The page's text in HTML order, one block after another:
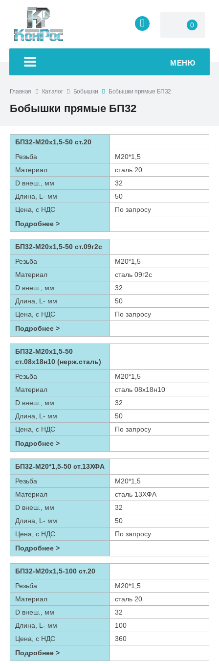
0
МЕНЮ
Главная Каталог Бобышки Бобышки прямые БП32
Бобышки прямые БП32
БП32-М20х1,5-50 ст.20
Резьба
М20*1,5
Материал
сталь 20
D внеш., мм
32
Длина, L- мм
50
Цена, с НДС
По запросу
Подробнее >
БП32-М20х1,5-50 ст.09г2с
Резьба
М20*1,5
Материал
сталь 09г2с
D внеш., мм
32
Длина, L- мм
50
Цена, с НДС
По запросу
Подробнее >
БП32-М20х1,5-50
ст.08х18н10 (нерж.сталь)
Резьба
М20*1,5
Материал
сталь 08х18н10
D внеш., мм
32
Длина, L- мм
50
Цена, с НДС
По запросу
Подробнее >
БП32-М20*1,5-50 ст.13ХФА
Резьба
М20*1,5
Материал
сталь 13ХФА
D внеш., мм
32
Длина, L- мм
50
Цена, с НДС
По запросу
Подробнее >
БП32-М20х1,5-100 ст.20
Резьба
М20*1,5
Материал
сталь 20
D внеш., мм
32
Длина, L- мм
100
Цена, с НДС
360
Подробнее >